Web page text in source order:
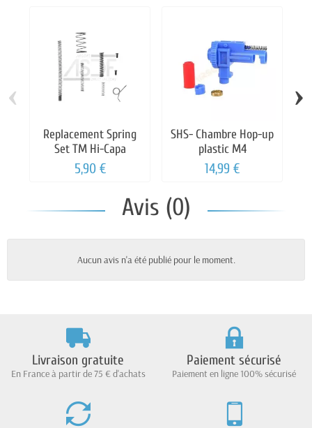
Replacement Spring
Set TM Hi-Capa
5,90 €
SHS- Chambre Hop-up
plastic M4
14,99 €
‹ ›
Avis (0)
Aucun avis n'a été publié pour le moment.
Livraison gratuite
En France à partir de 75 € d'achats
Paiement sécurisé
Paiement en ligne 100% sécurisé